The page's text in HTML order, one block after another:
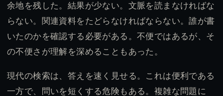
余地を残した。結果が少ない。文脈を読まなければな
らない。関連資料をたどらなければならない。誰が書
いたのかを確認する必要がある。不便ではあるが、そ
の不便さが理解を深めることもあった。
現代の検索は、答えを速く見せる。これは便利である
一方で、問いを短くする危険もある。複雑な問題に